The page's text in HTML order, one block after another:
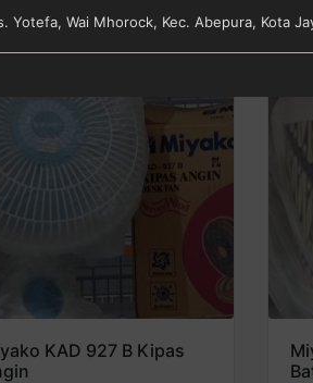
KAD 927 B Kipas
Yotefa, Wai Mhorock, Kec. Abepura, Kota